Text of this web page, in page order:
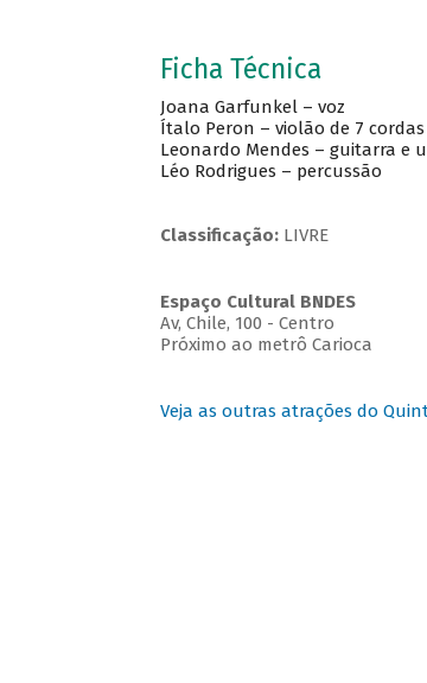
Ficha Técnica
Joana Garfunkel – voz
Ítalo Peron – violão de 7 cordas
Leonardo Mendes – guitarra e
Léo Rodrigues – percussão
Classificação: LIVRE
Espaço Cultural BNDES
Av, Chile, 100 - Centro
Próximo ao metrô Carioca
Veja as outras atrações do